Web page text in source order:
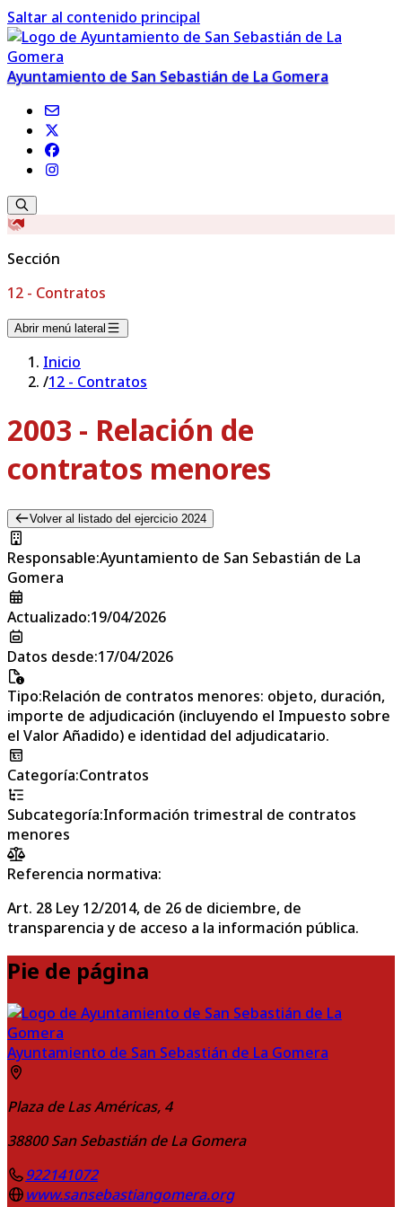
Saltar al contenido principal
Ayuntamiento de San Sebastián de La Gomera
Sección
12 - Contratos
Abrir menú lateral
Inicio
/12 - Contratos
2003 - Relación de
contratos menores
Volver al listado del ejercicio 2024
Responsable:Ayuntamiento de San Sebastián de La
Gomera
Actualizado:19/04/2026
Datos desde:17/04/2026
Tipo:Relación de contratos menores: objeto, duración,
importe de adjudicación (incluyendo el Impuesto sobre
el Valor Añadido) e identidad del adjudicatario.
Categoría:Contratos
Subcategoría:Información trimestral de contratos
menores
Referencia normativa:
Art. 28 Ley 12/2014, de 26 de diciembre, de
transparencia y de acceso a la información pública.
Pie de página
Ayuntamiento de San Sebastián de La Gomera
Plaza de Las Américas, 4
38800 San Sebastián de La Gomera
922141072
www.sansebastiangomera.org